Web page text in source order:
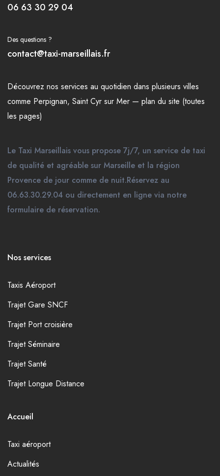
06 63 30 29 04
Des questions ?
contact@taxi-marseillais.fr
Découvrez nos services au quotidien dans plusieurs villes
comme Perpignan, Saint Cyr sur Mer — plan du site (toutes
les pages)
Le Taxi Marseillais vous propose 7j/7, un service de taxi
de qualité et agréable sur Marseille et la région
Provence de jour comme de nuit.Réservez au
06.63.30.29.04 ou directement en ligne via notre
formulaire de réservation.
Nos services
Taxis Aéroport
Trajet Gare SNCF
Trajet Port croisière
Trajet Séminaire
Trajet Santé
Trajet Longue Distance
Accueil
Taxi aéroport
Actualités